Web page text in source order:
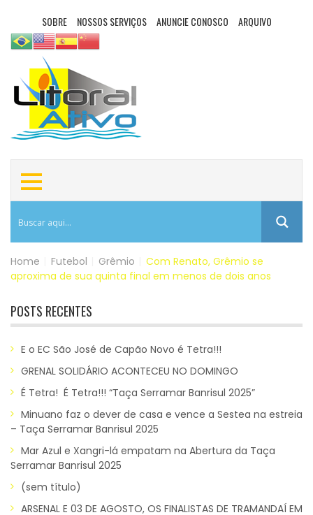
SOBRE NOSSOS SERVIÇOS ANUNCIE CONOSCO ARQUIVO
Home Futebol Grêmio
Com Renato, Grêmio se
aproxima de sua quinta final em menos de dois anos
POSTS RECENTES
E o EC São José de Capão Novo é Tetra!!!
GRENAL SOLIDÁRIO ACONTECEU NO DOMINGO
É Tetra! É Tetra!!! “Taça Serramar Banrisul 2025”
Minuano faz o dever de casa e vence a Sestea na estreia
– Taça Serramar Banrisul 2025
Mar Azul e Xangri-lá empatam na Abertura da Taça
Serramar Banrisul 2025
(sem título)
ARSENAL E 03 DE AGOSTO, OS FINALISTAS DE TRAMANDAÍ EM